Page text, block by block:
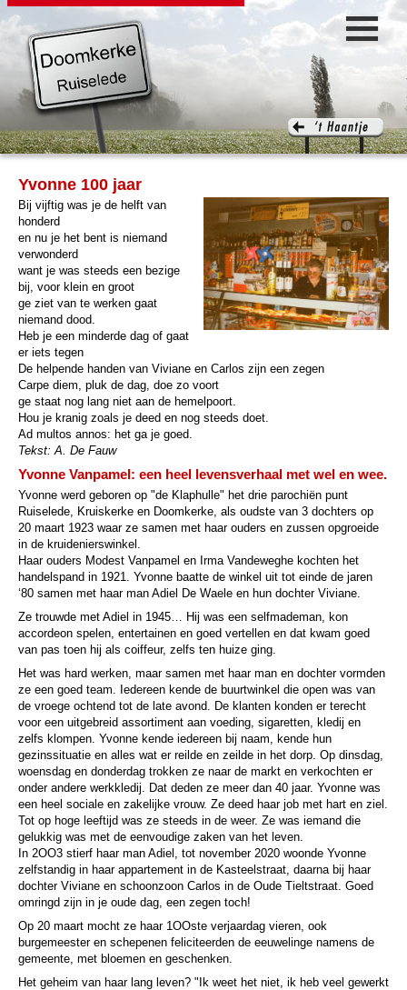
Yvonne 100 jaar
Bij vijftig was je de helft van
honderd
en nu je het bent is niemand
verwonderd
want je was steeds een bezige
bij, voor klein en groot
ge ziet van te werken gaat
niemand dood.
Heb je een minderde dag of gaat
er iets tegen
De helpende handen van Viviane en Carlos zijn een zegen
Carpe diem, pluk de dag, doe zo voort
ge staat nog lang niet aan de hemelpoort.
Hou je kranig zoals je deed en nog steeds doet.
Ad multos annos: het ga je goed.
Tekst: A. De Fauw
Yvonne Vanpamel: een heel levensverhaal met wel en wee.
Yvonne werd geboren op "de Klaphulle" het drie parochiën punt
Ruiselede, Kruiskerke en Doomkerke, als oudste van 3 dochters op
20 maart 1923 waar ze samen met haar ouders en zussen opgroeide
in de kruidenierswinkel.
Haar ouders Modest Vanpamel en Irma Vandeweghe kochten het
handelspand in 1921. Yvonne baatte de winkel uit tot einde de jaren
‘80 samen met haar man Adiel De Waele en hun dochter Viviane.
Ze trouwde met Adiel in 1945… Hij was een selfmademan, kon
accordeon spelen, entertainen en goed vertellen en dat kwam goed
van pas toen hij als coiffeur, zelfs ten huize ging.
Het was hard werken, maar samen met haar man en dochter vormden
ze een goed team. Iedereen kende de buurtwinkel die open was van
de vroege ochtend tot de late avond. De klanten konden er terecht
voor een uitgebreid assortiment aan voeding, sigaretten, kledij en
zelfs klompen. Yvonne kende iedereen bij naam, kende hun
gezinssituatie en alles wat er reilde en zeilde in het dorp. Op dinsdag,
woensdag en donderdag trokken ze naar de markt en verkochten er
onder andere werkkledij. Dat deden ze meer dan 40 jaar. Yvonne was
een heel sociale en zakelijke vrouw. Ze deed haar job met hart en ziel.
Tot op hoge leeftijd was ze steeds in de weer. Ze was iemand die
gelukkig was met de eenvoudige zaken van het leven.
In 2OO3 stierf haar man Adiel, tot november 2020 woonde Yvonne
zelfstandig in haar appartement in de Kasteelstraat, daarna bij haar
dochter Viviane en schoonzoon Carlos in de Oude Tieltstraat. Goed
omringd zijn in je oude dag, een zegen toch!
Op 20 maart mocht ze haar 1OOste verjaardag vieren, ook
burgemeester en schepenen feliciteerden de eeuwelinge namens de
gemeente, met bloemen en geschenken.
Het geheim van haar lang leven? "Ik weet het niet, ik heb veel gewerkt